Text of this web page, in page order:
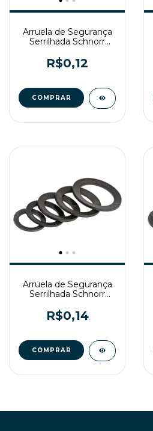
Arruela de Segurança
Serrilhada Schnorr
R$0,12
Arruela de Segurança
Serrilhada Schnorr
R$0,14